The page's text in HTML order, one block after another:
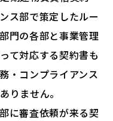
ス部で策定したルー
門の各部と事業管理
て対応する契約書も
・コンプライアンス
りません。
に審査依頼が来る契